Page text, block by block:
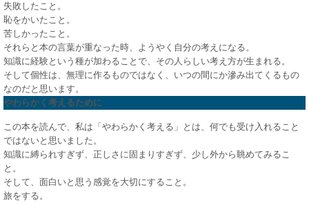
失敗したこと。
恥をかいたこと。
苦しかったこと。
それらと本の言葉が重なった時、ようやく自分の考えになる。
知識に経験という種が加わることで、その人らしい考え方が生まれる。
そして個性は、無理に作るものではなく、いつの間にか滲み出てくるもの
なのだと思います。
やわらかく考えるために
この本を読んで、私は「やわらかく考える」とは、何でも受け入れること
ではないと思いました。
知識に縛られすぎず、正しさに固まりすぎず、少し外から眺めてみるこ
と。
そして、面白いと思う感覚を大切にすること。
旅をする。